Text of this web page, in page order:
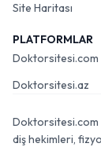
Site Haritası
PLATFORMLAR
Doktorsitesi.com
Doktorsitesi.az
Doktorsitesi.com
diş hekimleri,